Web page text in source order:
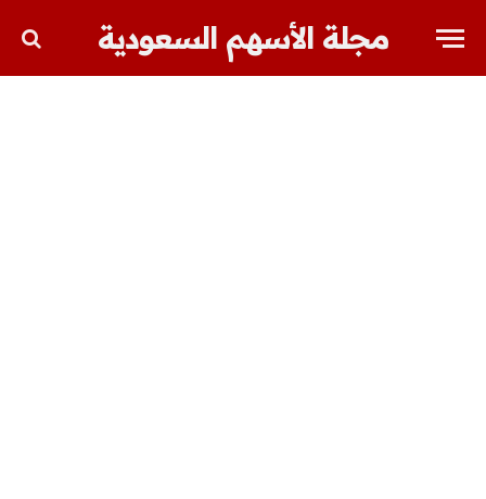
مجلة الأسهم السعودية